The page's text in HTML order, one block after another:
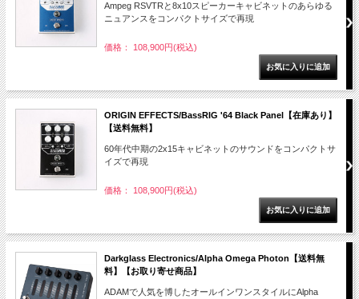
Ampeg RSVTRと8x10スピーカーキャビネットのあらゆる
ニュアンスをコンパクトサイズで再現
価格： 108,900円(税込)
ORIGIN EFFECTS/BassRIG '64 Black Panel【在庫あり】
【送料無料】
60年代中期の2x15キャビネットのサウンドをコンパクトサ
イズで再現
価格： 108,900円(税込)
Darkglass Electronics/Alpha Omega Photon【送料無
料】【お取り寄せ商品】
ADAMで人気を博したオールインワンスタイルにAlpha